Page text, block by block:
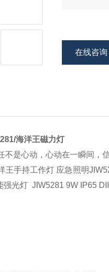
在线咨询
海洋王磁力灯
不是心动，心动在一瞬间，
王手持工作灯 应急照明
强光灯 JIW5281 9W IP65